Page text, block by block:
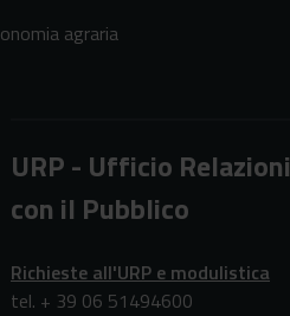
agraria
URP - Ufficio Relazioni
con il Pubblico
Richieste all'URP e modulistica
tel. + 39 06 51494600